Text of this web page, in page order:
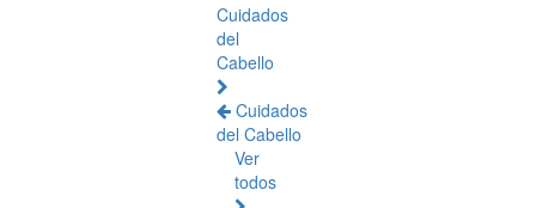
Cuidados
del
Cabello
Cuidados
del Cabello
Ver
todos